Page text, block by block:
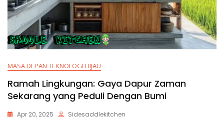
MASA DEPAN TEKNOLOGI HIJAU
Ramah Lingkungan: Gaya Dapur Zaman
Sekarang yang Peduli Dengan Bumi
Apr 20, 2025 Sidesaddlekitchen